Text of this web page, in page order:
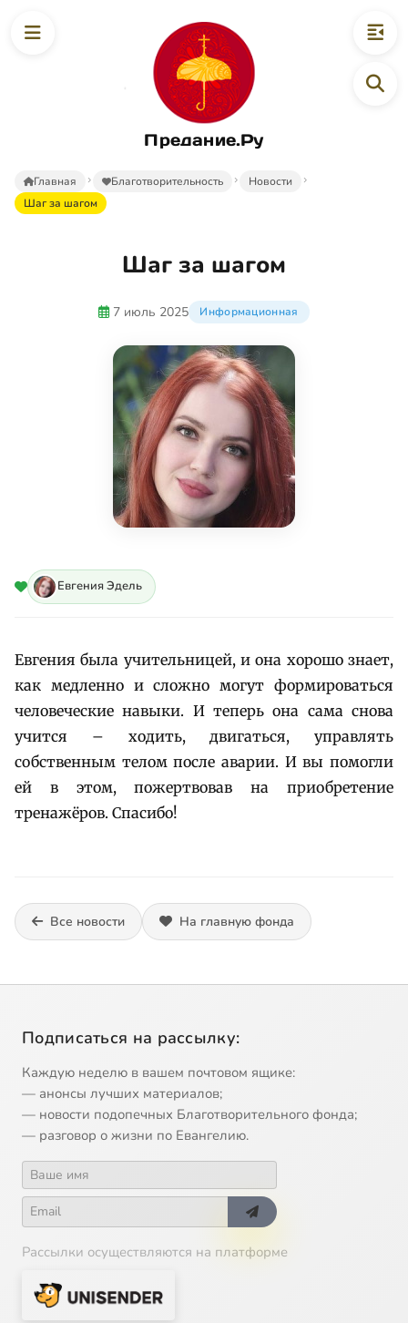
Предание.Ру
Главная Благотворительность
Новости
Шаг за шагом
Шаг за шагом
7 июль 2025 Информационная
Евгения Эдель
Евгения была учительницей, и она хорошо знает,
как медленно и сложно могут формироваться
человеческие навыки. И теперь она сама снова
учится – ходить, двигаться, управлять
собственным телом после аварии. И вы помогли
ей в этом, пожертвовав на приобретение
тренажёров. Спасибо!
Все новости На главную фонда
Подписаться на рассылку:
Каждую неделю в вашем почтовом ящике:
— анонсы лучших материалов;
— новости подопечных Благотворительного фонда;
— разговор о жизни по Евангелию.
Рассылки осуществляются на платформе